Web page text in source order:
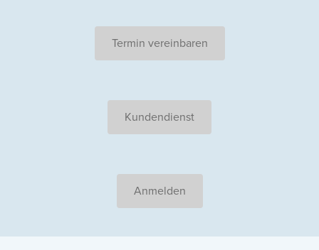
Termin vereinbaren
Kundendienst
Anmelden